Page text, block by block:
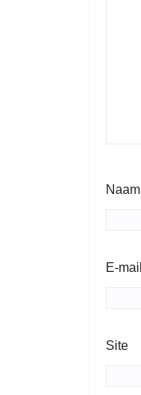
Naam
E-mail
Site